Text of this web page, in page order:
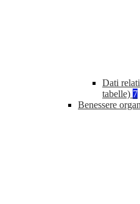
Dati
tabelle) 7
Benessere